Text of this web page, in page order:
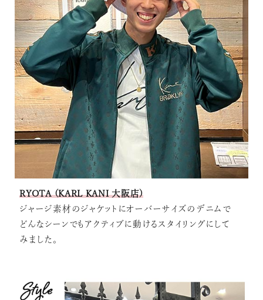
RYOTA (KARL KANI 大阪店)
ジャージ素材のジャケットにオーバーサイズのデニムで
どんなシーンでもアクティブに動けるスタイリングにして
みました。